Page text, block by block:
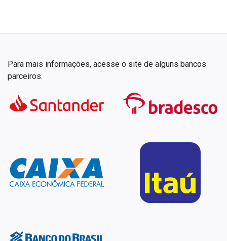
Para mais informações, acesse o site de alguns bancos
parceiros.